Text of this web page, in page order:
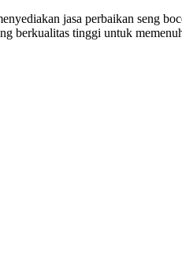
jasa perbaikan seng
berkualitas tinggi untuk